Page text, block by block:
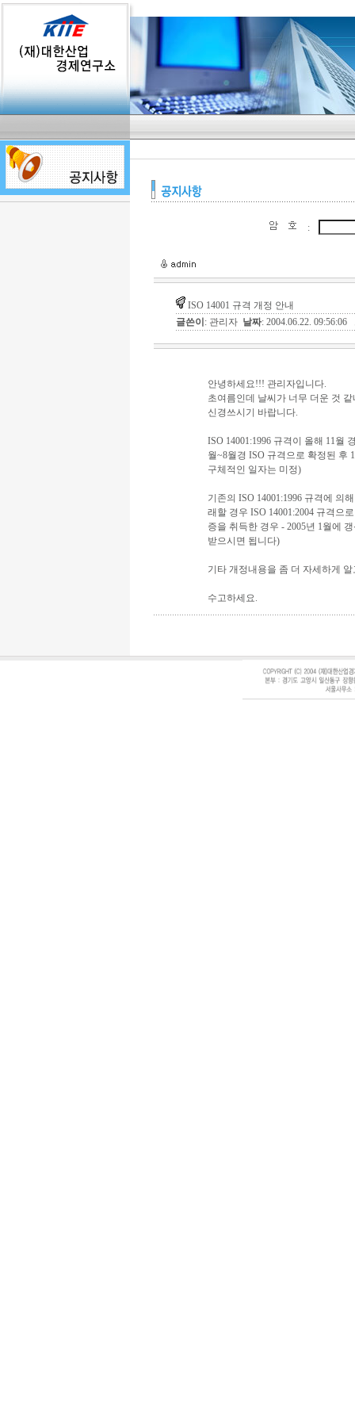
:
ISO 14001 규격 개정 안내
글쓴이 : 관리자 날짜: 2004.06.22. 09:56:06
안녕하세요!!! 관리자입니다.
초여름인데 날씨가 너무 더운 것
신경쓰시기 바랍니다.
ISO 14001:1996 규격이 올해 11월
월~8월경 ISO 규격으로 확정된 후
구체적인 일자는 미정)
기존의 ISO 14001:1996 규격에 의
래할 경우 ISO 14001:2004 규격으
증을 취득한 경우 - 2005년 1월에
받으시면 됩니다)
기타 개정내용을 좀 더 자세하게
수고하세요.